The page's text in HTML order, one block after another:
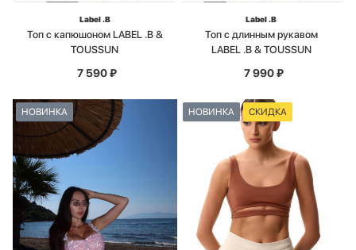
Label .B
Топ с капюшоном LABEL .B &
TOUSSUN
7 590₽
Label .B
Топ с длинным рукавом
LABEL .B & TOUSSUN
7 990₽
НОВИНКА НОВИНКА СКИДКА